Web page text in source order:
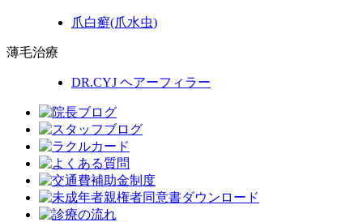
爪白癬(爪水虫)
薄毛治療
DR.CYJ ヘアーフィラー